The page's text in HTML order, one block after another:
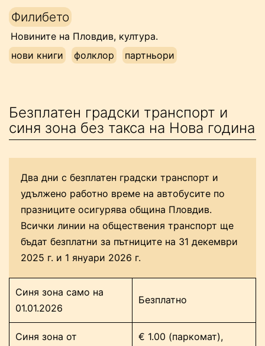
Напред
към
съдържанието
Филибето
Новините на Пловдив, култура.
нови книги
фолклор партньори
Безплатен градски транспорт и
синя зона без такса на Нова година
Два дни с безплатен градски транспорт и
удължено работно време на автобусите по
празниците осигурява община Пловдив.
Всички линии на обществения транспорт ще
бъдат безплатни за пътниците на 31 декември
2025 г. и 1 януари 2026 г.
Синя зона само на
01.01.2026
Безплатно
Синя зона от
€ 1.00 (паркомат),